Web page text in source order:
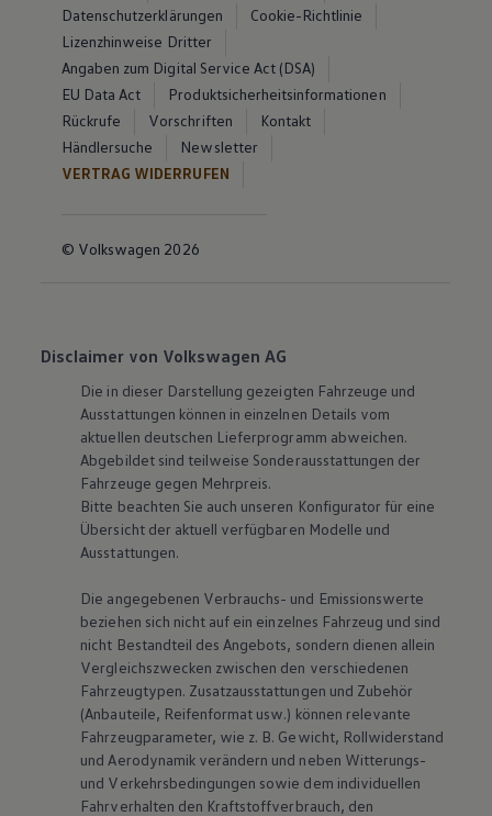
Datenschutzerklärungen
Cookie-Richtlinie
Lizenzhinweise Dritter
Angaben zum Digital Service Act (DSA)
EU Data Act
Produktsicherheitsinformationen
Rückrufe
Vorschriften
Kontakt
Händlersuche
Newsletter
VERTRAG WIDERRUFEN
© Volkswagen 2026
Disclaimer von Volkswagen AG
Die in dieser Darstellung gezeigten Fahrzeuge und
Ausstattungen können in einzelnen Details vom
aktuellen deutschen Lieferprogramm abweichen.
Abgebildet sind teilweise Sonderausstattungen der
Fahrzeuge gegen Mehrpreis.
Bitte beachten Sie auch unseren Konfigurator für eine
Übersicht der aktuell verfügbaren Modelle und
Ausstattungen.
Die angegebenen Verbrauchs- und Emissionswerte
beziehen sich nicht auf ein einzelnes Fahrzeug und sind
nicht Bestandteil des Angebots, sondern dienen allein
Vergleichszwecken zwischen den verschiedenen
Fahrzeugtypen. Zusatzausstattungen und Zubehör
(Anbauteile, Reifenformat usw.) können relevante
Fahrzeugparameter, wie z. B. Gewicht, Rollwiderstand
und Aerodynamik verändern und neben Witterungs-
und Verkehrsbedingungen sowie dem individuellen
Fahrverhalten den Kraftstoffverbrauch, den